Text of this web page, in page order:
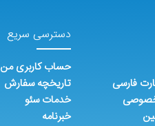
فارسی
دسترسی سریع
حساب کاربری من
تاریخچه سفارش
خدمات سئو
خبرنامه